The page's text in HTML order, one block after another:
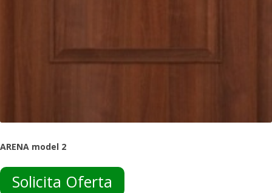
ARENA model 2
Solicita Oferta